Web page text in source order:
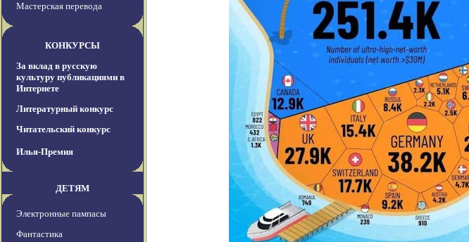
Мастерская перевода
КОНКУРСЫ
За вклад в русскую
культуру публикациями в
Интернете
Литературный конкурс
Читательский конкурс
Илья-Премия
ДЕТЯМ
Электронные пампасы
Фантастика